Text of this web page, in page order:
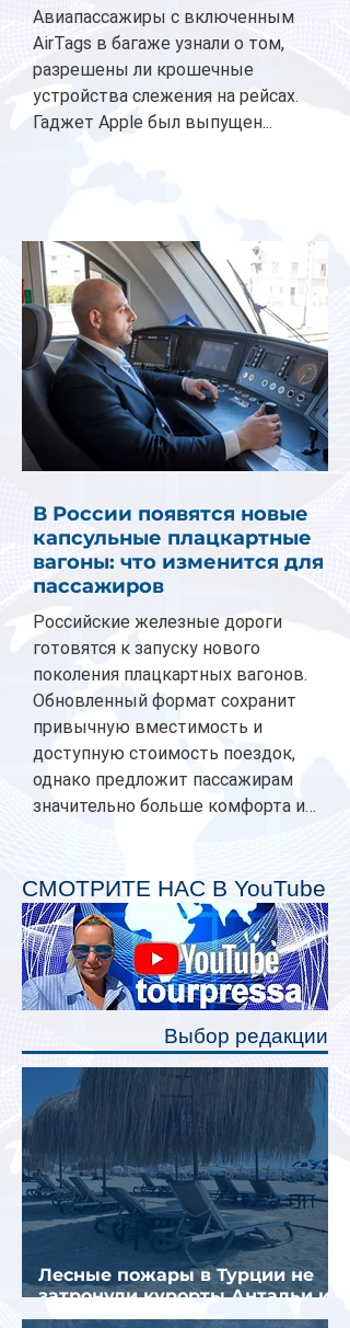
Авиапассажиры с включенным
AirTags в багаже узнали о том,
разрешены ли крошечные
устройства слежения на рейсах.
Гаджет Apple был выпущен...
В России появятся новые
капсульные плацкартные
вагоны: что изменится для
пассажиров
Российские железные дороги
готовятся к запуску нового
поколения плацкартных вагонов.
Обновленный формат сохранит
привычную вместимость и
доступную стоимость поездок,
однако предложит пассажирам
значительно больше комфорта и
планируется начать в 2027 году.
Одним из главных нововведений
станут индивидуальные шторки у
каждого спального места. Они
позволят пассажирам закрыть свою
полку во время сна или отдыха,
СМОТРИТЕ НАС В YouTube
Выбор редакции
Лесные пожары в Турции не
затронули курорты Антальи и
Муглы